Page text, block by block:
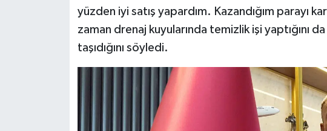
yüzden iyi satış yapardım. Kazandığım parayı
zaman drenaj kuyularında temizlik işi yaptığını
taşıdığını söyledi.